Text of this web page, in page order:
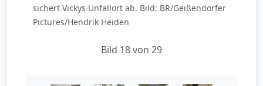
sichert Vickys Unfallort ab. Bild: BR/Geißendörfer
Pictures/Hendrik Heiden
Bild 18 von 29